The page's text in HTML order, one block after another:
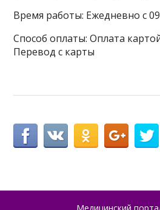
Время работы: Ежедневно с
Способ оплаты: Оплата
Перевод с карты